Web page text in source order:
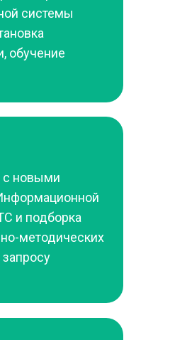
системы
обучение
с новыми
и подборка
методических